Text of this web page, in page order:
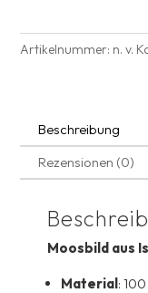
50x50
cm
Artikelnummer: n. v.
Beschreibung
Rezensionen (0)
Moosbild aus
Material: